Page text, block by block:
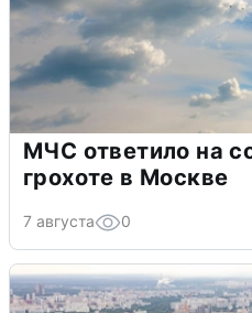
МЧС ответило на
грохоте в Москве
7 августа 0